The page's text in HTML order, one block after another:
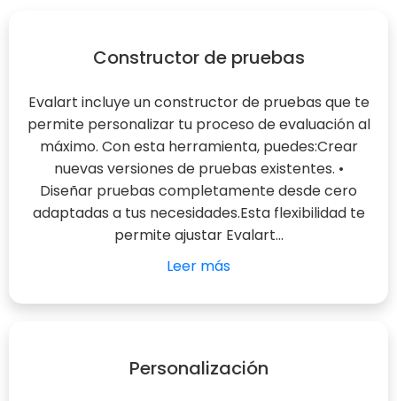
Constructor de pruebas
Evalart incluye un constructor de pruebas que te
permite personalizar tu proceso de evaluación al
máximo. Con esta herramienta, puedes:Crear
nuevas versiones de pruebas existentes. •
Diseñar pruebas completamente desde cero
adaptadas a tus necesidades.Esta flexibilidad te
permite ajustar Evalart...
Leer más
Personalización